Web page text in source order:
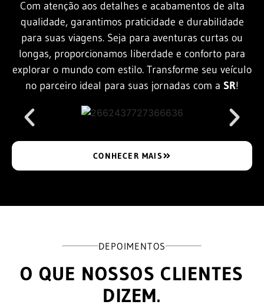
Com atenção aos detalhes e acabamentos de alta
qualidade, garantimos praticidade e durabilidade
para suas viagens. Seja para aventuras curtas ou
longas, proporcionamos liberdade e conforto para
explorar o mundo com estilo. Transforme seu veículo
no parceiro ideal para suas jornadas com a SR!
CONHECER MAIS
DEPOIMENTOS
O QUE NOSSOS CLIENTES
DIZEM.